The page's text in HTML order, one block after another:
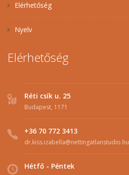
Elérhetőség
Nyelv
Elérhetőség
Réti csík u. 25
Budapest, 1171
+36 70 772 3413
dr.kiss.izabella@nettingatlanstudio.hu
Hétfő - Péntek